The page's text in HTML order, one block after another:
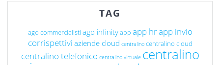
TAG
ago commercialisti ago infinityapp app hrapp invio
corrispettivi aziende cloud centralino centralino cloud
centralino telefonico centralino virtuale centralino